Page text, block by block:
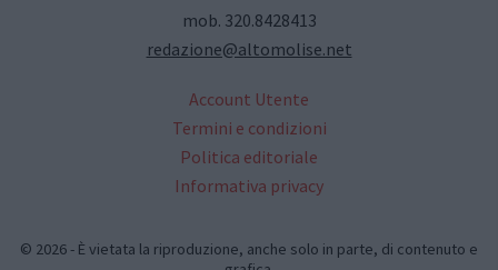
mob. 320.8428413
redazione@altomolise.net
Account Utente
Termini e condizioni
Politica editoriale
Informativa privacy
© 2026 - È vietata la riproduzione, anche solo in parte, di contenuto e